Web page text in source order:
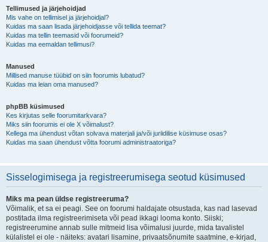
Tellimused ja järjehoidjad
Mis vahe on tellimisel ja järjehoidjal?
Kuidas ma saan lisada järjehoidjasse või tellida teemat?
Kuidas ma tellin teemasid või foorumeid?
Kuidas ma eemaldan tellimusi?
Manused
Millised manuse tüübid on siin foorumis lubatud?
Kuidas ma leian oma manused?
phpBB küsimused
Kes kirjutas selle foorumitarkvara?
Miks siin foorumis ei ole X võimalust?
Kellega ma ühendust võtan solvava materjali ja/või juriidilise küsimuse osas?
Kuidas ma saan ühendust võtta foorumi administraatoriga?
Sisselogimisega ja registreerumisega seotud küsimused
Miks ma pean üldse registreeruma?
Võimalik, et sa ei peagi. See on foorumi haldajate otsustada, kas nad lasevad
postitada ilma registreerimiseta või pead ikkagi looma konto. Siiski;
registreerumine annab sulle mitmeid lisa võimalusi juurde, mida tavalistel
külalistel ei ole - näiteks: avatari lisamine, privaatsõnumite saatmine, e-kirjad,